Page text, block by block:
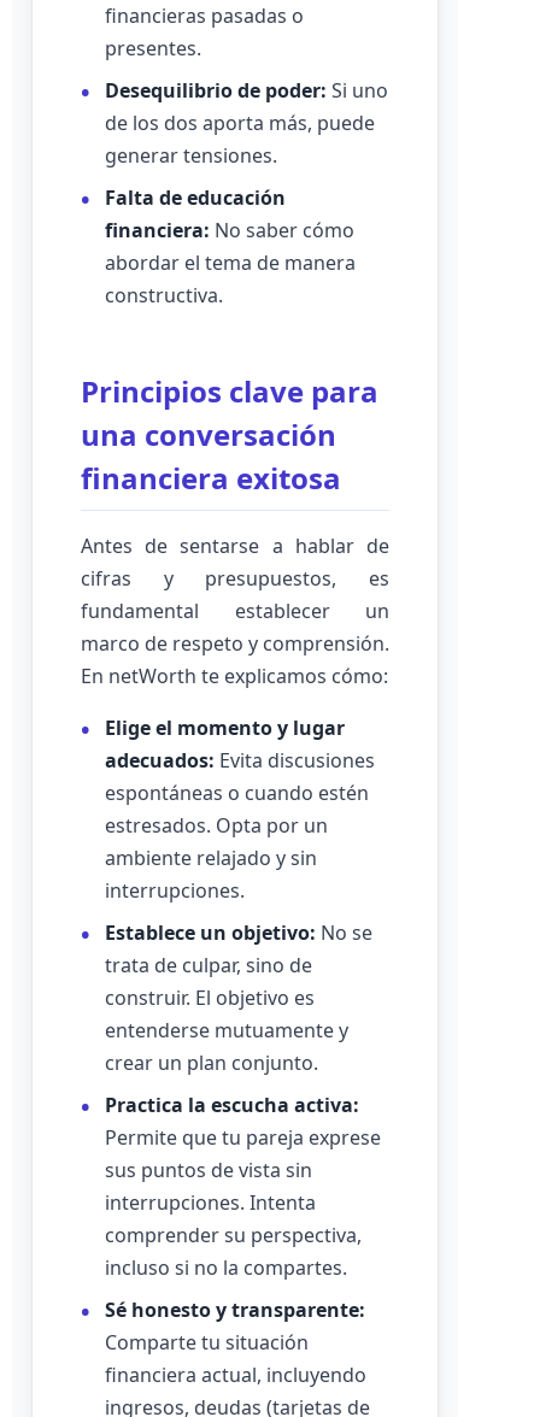
financieras pasadas o
presentes.
Desequilibrio de poder: Si uno
de los dos aporta más, puede
generar tensiones.
Falta de educación
financiera: No saber cómo
abordar el tema de manera
constructiva.
Principios clave para
una conversación
financiera exitosa
Antes de sentarse a hablar de
cifras y presupuestos, es
fundamental establecer un
marco de respeto y comprensión.
En netWorth te explicamos cómo:
Elige el momento y lugar
adecuados: Evita discusiones
espontáneas o cuando estén
estresados. Opta por un
ambiente relajado y sin
interrupciones.
Establece un objetivo: No se
trata de culpar, sino de
construir. El objetivo es
entenderse mutuamente y
crear un plan conjunto.
Practica la escucha activa:
Permite que tu pareja exprese
sus puntos de vista sin
interrupciones. Intenta
comprender su perspectiva,
incluso si no la compartes.
Sé honesto y transparente:
Comparte tu situación
financiera actual, incluyendo
ingresos, deudas (tarjetas de